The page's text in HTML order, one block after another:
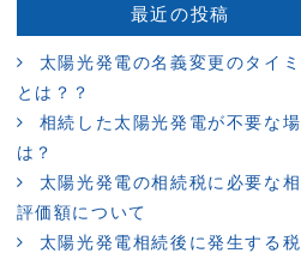
最近の投稿
太陽光発電の名義変更のタイ
とは？？
相続した太陽光発電が不要な
は？
太陽光発電の相続税に必要な
評価額について
太陽光発電相続後に発生する税